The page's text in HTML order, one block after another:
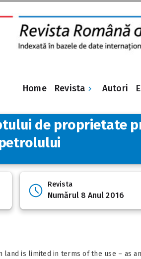
Home Revista Autori
de proprietate
Revista
Numărul 8 Anul 2016
is limited in terms of the use – as